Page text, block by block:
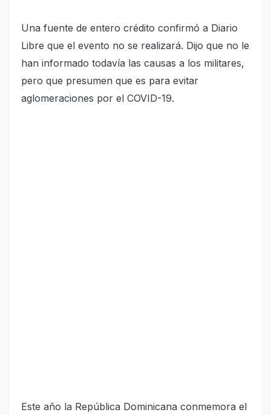
Una fuente de entero crédito confirmó a Diario
Libre que el evento no se realizará. Dijo que no le
han informado todavía las causas a los militares,
pero que presumen que es para evitar
aglomeraciones por el COVID-19.
Este año la República Dominicana conmemora el